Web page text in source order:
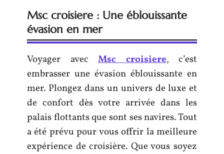
Msc croisiere : Une éblouissante
évasion en mer
Voyager avec Msc croisiere, c’est
embrasser une évasion éblouissante en
mer. Plongez dans un univers de luxe et
de confort dès votre arrivée dans les
palais flottants que sont ses navires. Tout
a été prévu pour vous offrir la meilleure
expérience de croisière. Que vous soyez